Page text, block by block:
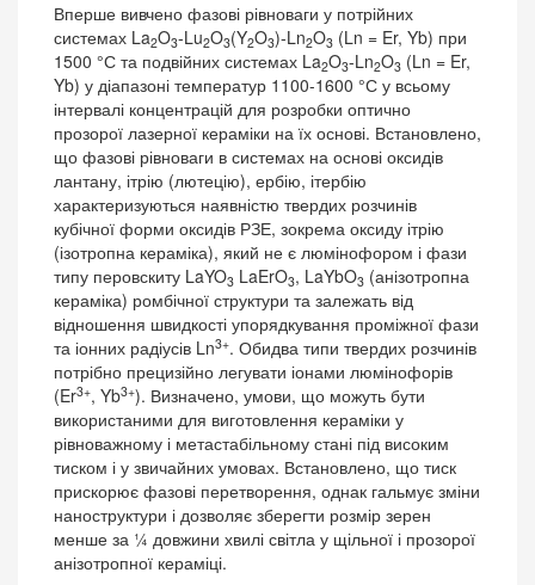
Вперше вивчено фазові рівноваги у потрійних
системах La2O3-Lu2O3(Y2O3)-Ln2O3 (Ln = Er, Yb) при
1500 °С та подвійних системах La2O3-Ln2O3 (Ln = Er,
Yb) у діапазоні температур 1100-1600 °С у всьому
інтервалі концентрацій для розробки оптично
прозорої лазерної кераміки на їх основі. Встановлено,
що фазові рівноваги в системах на основі оксидів
лантану, ітрію (лютецію), ербію, ітербію
характеризуються наявністю твердих розчинів
кубічної форми оксидів РЗЕ, зокрема оксиду ітрію
(ізотропна кераміка), який не є люмінофором і фази
типу перовскиту LaYO3 LaErO3, LaYbO3 (анізотропна
кераміка) ромбічної структури та залежать від
відношення швидкості упорядкування проміжної фази
та іонних радіусів Ln3+. Обидва типи твердих розчинів
потрібно прецизійно легувати іонами люмінофорів
(Er3+, Yb3+). Визначено, умови, що можуть бути
використаними для виготовлення кераміки у
рівноважному і метастабільному стані під високим
тиском і у звичайних умовах. Встановлено, що тиск
прискорює фазові перетворення, однак гальмує зміни
наноструктури і дозволяє зберегти розмір зерен
менше за ¼ довжини хвилі світла у щільної і прозорої
анізотропної кераміці.